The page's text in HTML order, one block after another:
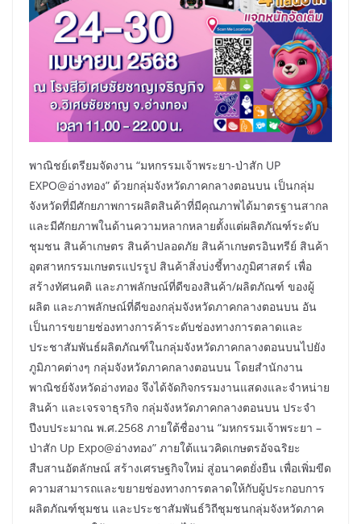
พาณิชย์เตรียมจัดงาน “มหกรรมเจ้าพระยา-ป่าสัก UP
EXPO@อ่างทอง” ด้วยกลุ่มจังหวัดภาคกลางตอนบน เป็นกลุ่ม
จังหวัดที่มีศักยภาพการผลิตสินค้าที่มีคุณภาพได้มาตรฐานสากล
และมีศักยภาพในด้านความหลากหลายตั้งแต่ผลิตภัณฑ์ระดับ
ชุมชน สินค้าเกษตร สินค้าปลอดภัย สินค้าเกษตรอินทรีย์ สินค้า
อุตสาหกรรมเกษตรแปรรูป สินค้าสิ่งบ่งชี้ทางภูมิศาสตร์ เพื่อ
สร้างทัศนคติ และภาพลักษณ์ที่ดีของสินค้า/ผลิตภัณฑ์ ของผู้
ผลิต และภาพลักษณ์ที่ดีของกลุ่มจังหวัดภาคกลางตอนบน อัน
เป็นการขยายช่องทางการค้าระดับช่องทางการตลาดและ
ประชาสัมพันธ์ผลิตภัณฑ์ในกลุ่มจังหวัดภาคกลางตอนบนไปยัง
ภูมิภาคต่างๆ กลุ่มจังหวัดภาคกลางตอนบน โดยสำนักงาน
พาณิชย์จังหวัดอ่างทอง จึงได้จัดกิจกรรมงานแสดงและจำหน่าย
สินค้า และเจรจาธุรกิจ กลุ่มจังหวัดภาคกลางตอนบน ประจำ
ปีงบประมาณ พ.ศ.2568 ภายใต้ชื่องาน “มหกรรมเจ้าพระยา –
ป่าสัก Up Expo@อ่างทอง” ภายใต้แนวคิดเกษตรอัจฉริยะ
สืบสานอัตลักษณ์ สร้างเศรษฐกิจใหม่ สู่อนาคตยั่งยืน เพื่อเพิ่มขีด
ความสามารถและขยายช่องทางการตลาดให้กับผู้ประกอบการ
ผลิตภัณฑ์ชุมชน และประชาสัมพันธ์วิถีชุมชนกลุ่มจังหวัดภาค